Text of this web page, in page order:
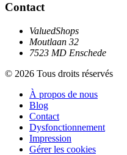
Contact
ValuedShops
Moutlaan 32
7523 MD Enschede
© 2026 Tous droits réservés
À propos de nous
Blog
Contact
Dysfonctionnement
Impression
Gérer les cookies